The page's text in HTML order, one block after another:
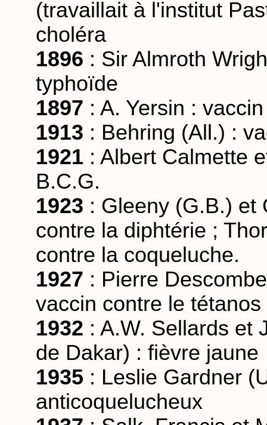
(travaillait à l'institut
choléra
1896 : Sir Almroth
typhoïde
1897 : A. Yersin :
1913 : Behring (All.) :
1921 : Albert Calmette
B.C.G.
1923 : Gleeny (G.B.) et
contre la diphtérie ;
contre la coqueluche.
1927 : Pierre
vaccin contre le tétanos
1932 : A.W. Sellards et
de Dakar) : fièvre jaune
1935 : Leslie Gardner
anticoquelucheux